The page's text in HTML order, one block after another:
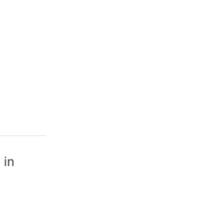
in